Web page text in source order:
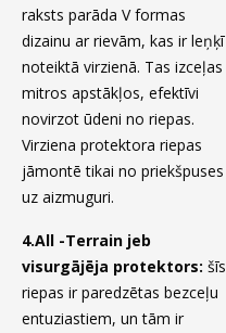
raksts parāda V formas
dizainu ar rievām, kas ir leņķī
noteiktā virzienā. Tas izceļas
mitros apstākļos, efektīvi
novirzot ūdeni no riepas.
Virziena protektora riepas
jāmontē tikai no priekšpuses
uz aizmuguri.
4.All -Terrain jeb
visurgājēja protektors: šīs
riepas ir paredzētas bezceļu
entuziastiem, un tām ir